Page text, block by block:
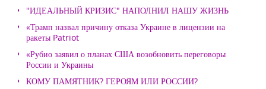
"ИДЕАЛЬНЫЙ КРИЗИС" НАПОЛНИЛ НАШУ ЖИЗНЬ
«Трамп назвал причину отказа Украине в лицензии на
ракеты Patriot
«Рубио заявил о планах США возобновить переговоры
России и Украины
КОМУ ПАМЯТНИК? ГЕРОЯМ ИЛИ РОССИИ?